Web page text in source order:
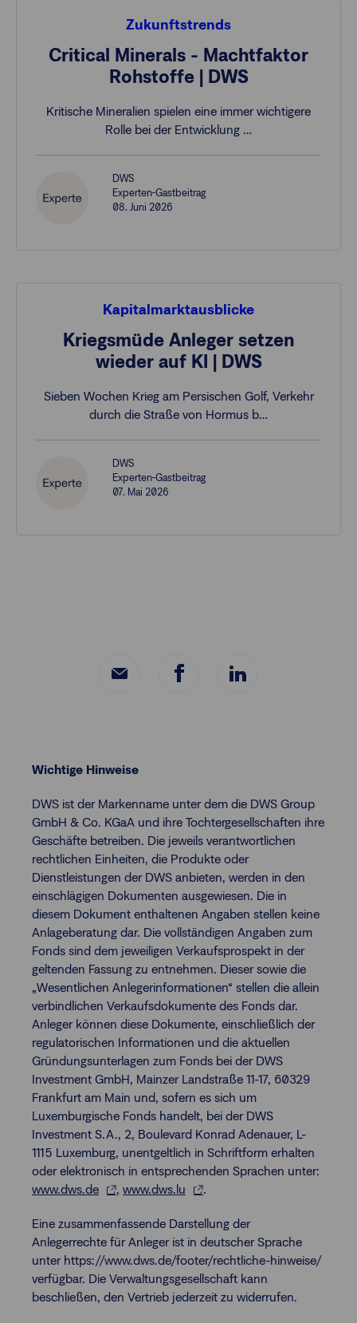
Zukunftstrends
Critical Minerals - Machtfaktor
Rohstoffe | DWS
Kritische Mineralien spielen eine immer wichtigere
Rolle bei der Entwicklung …
DWS
Experten-Gastbeitrag
08. Juni 2026
Kapitalmarktausblicke
Kriegsmüde Anleger setzen
wieder auf KI | DWS
Sieben Wochen Krieg am Persischen Golf, Verkehr
durch die Straße von Hormus b…
DWS
Experten-Gastbeitrag
07. Mai 2026
Wichtige Hinweise
DWS ist der Markenname unter dem die DWS Group
GmbH & Co. KGaA und ihre Tochtergesellschaften ihre
Geschäfte betreiben. Die jeweils verantwortlichen
rechtlichen Einheiten, die Produkte oder
Dienstleistungen der DWS anbieten, werden in den
einschlägigen Dokumenten ausgewiesen. Die in
diesem Dokument enthaltenen Angaben stellen keine
Anlageberatung dar. Die vollständigen Angaben zum
Fonds sind dem jeweiligen Verkaufsprospekt in der
geltenden Fassung zu entnehmen. Dieser sowie die
„Wesentlichen Anlegerinformationen“ stellen die allein
verbindlichen Verkaufsdokumente des Fonds dar.
Anleger können diese Dokumente, einschließlich der
regulatorischen Informationen und die aktuellen
Gründungsunterlagen zum Fonds bei der DWS
Investment GmbH, Mainzer Landstraße 11-17, 60329
Frankfurt am Main und, sofern es sich um
Luxemburgische Fonds handelt, bei der DWS
Investment S.A., 2, Boulevard Konrad Adenauer, L-
1115 Luxemburg, unentgeltlich in Schriftform erhalten
oder elektronisch in entsprechenden Sprachen unter:
www.dws.de
, www.dws.lu .
Eine zusammenfassende Darstellung der
Anlegerrechte für Anleger ist in deutscher Sprache
unter https://www.dws.de/footer/rechtliche-hinweise/
verfügbar. Die Verwaltungsgesellschaft kann
beschließen, den Vertrieb jederzeit zu widerrufen.